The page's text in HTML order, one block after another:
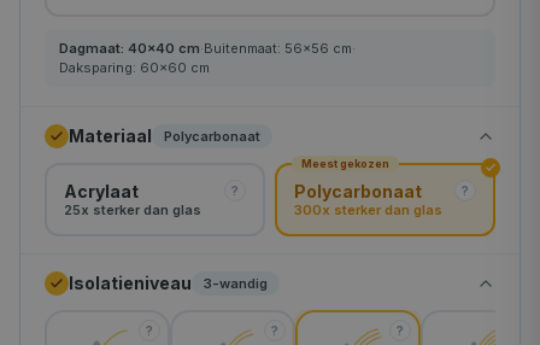
75×75 cm
80×80 cm
100×100 cm
Dagmaat: 40×40 cm·Buitenmaat: 56×56 cm·
Daksparing: 60×60 cm
Materiaal Polycarbonaat
Acrylaat ?
25x sterker dan glas
Meest gekozen
Polycarbonaat ?
300x sterker dan glas
Isolatieniveau 3-wandig
? ? ?